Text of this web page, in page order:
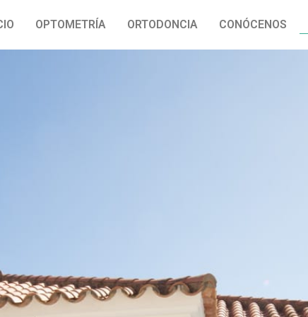
OPTOMETRÍA ORTODONCIA CONÓCENOS